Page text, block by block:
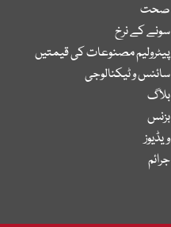
صحت
سونے کے نرخ
پیٹرولیم مصنوعات کی قیمتیں
سائنس و ٹیکنالوجی
بلاگ
بزنس
ویڈیوز
جرائم